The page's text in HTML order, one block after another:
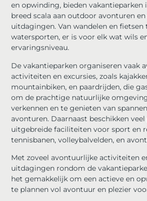
en opwinding, bieden vakantieparken
breed scala aan outdoor avonturen
uitdagingen. Van wandelen en
watersporten, er is voor elk wat wils
ervaringsniveau.
De vakantieparken organiseren vaak
activiteiten en excursies, zoals
mountainbiken, en paardrijden, die
om de prachtige natuurlijke
verkennen en te genieten van
avonturen. Daarnaast beschikken
uitgebreide faciliteiten voor sport en
tennisbanen, volleybalvelden, en
Met zoveel avontuurlijke activiteiten
uitdagingen rondom de
het gemakkelijk om een actieve en
te plannen vol avontuur en plezier